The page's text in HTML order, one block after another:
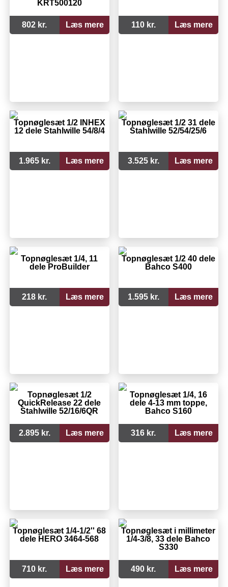
KRT500120
802 kr. Læs mere 110 kr. Læs mere
Topnøglesæt 1/2 INHEX
12 dele Stahlwille 54/8/4
1.965 kr. Læs mere
Topnøglesæt 1/2 31 dele
Stahlwille 52/54/25/6
3.525 kr. Læs mere
Topnøglesæt 1/4, 11
dele ProBuilder
218 kr. Læs mere
Topnøglesæt 1/2 40 dele
Bahco S400
1.595 kr. Læs mere
Topnøglesæt 1/2
QuickRelease 22 dele
Stahlwille 52/16/6QR
2.895 kr. Læs mere
Topnøglesæt 1/4, 16
dele 4-13 mm toppe,
Bahco S160
316 kr. Læs mere
Topnøglesæt 1/4-1/2'' 68
dele HERO 3464-568
710 kr. Læs mere
Topnøglesæt i millimeter
1/4-3/8, 33 dele Bahco
S330
490 kr. Læs mere